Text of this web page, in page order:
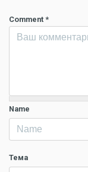
Comment *
Name
Тема